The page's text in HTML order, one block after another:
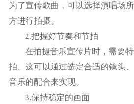
为了宣传歌曲，可以选择演唱场
方进行拍摄。
2.把握好节奏和节拍
在拍摄音乐宣传片时，需要
拍。这可以通过选定合适的镜头
音乐的配合来实现。
3.保持稳定的画面